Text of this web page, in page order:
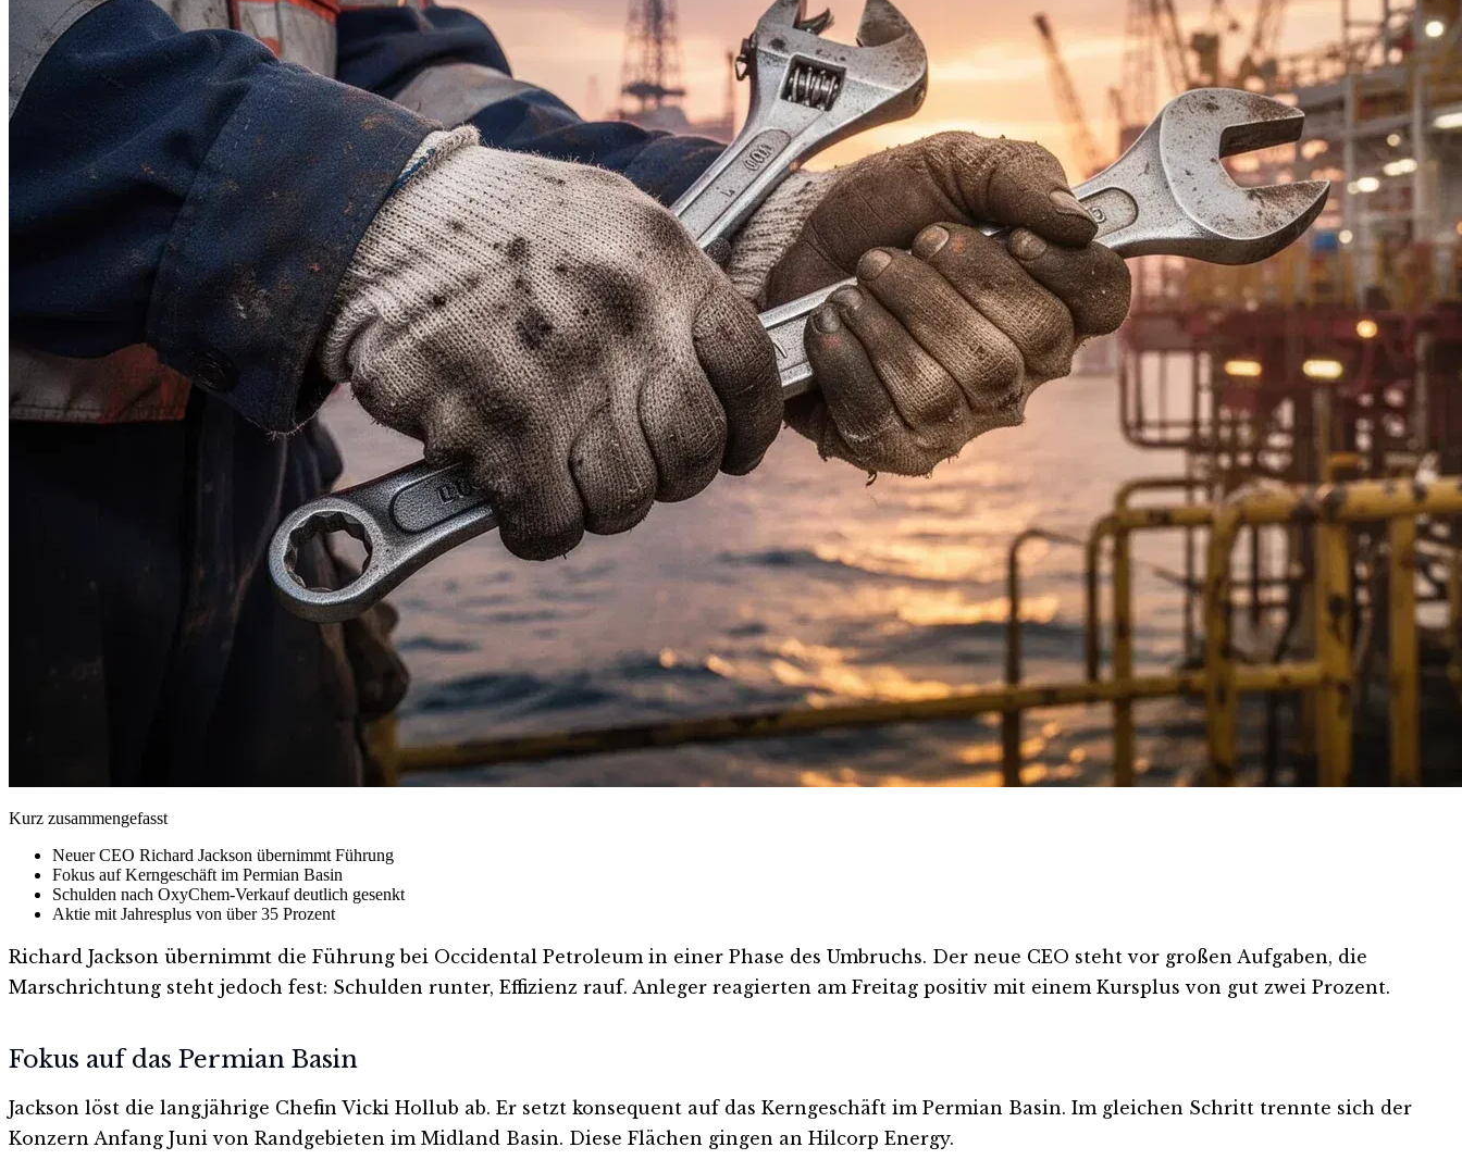
Kurz zusammengefasst
Neuer CEO Richard Jackson übernimmt Führung
Fokus auf Kerngeschäft im Permian Basin
Schulden nach OxyChem-Verkauf deutlich gesenkt
Aktie mit Jahresplus von über 35 Prozent
Richard Jackson übernimmt die Führung bei Occidental Petroleum in einer Phase des Umbruchs. Der neue CEO steht vor großen Aufgaben, die
Marschrichtung steht jedoch fest: Schulden runter, Effizienz rauf. Anleger reagierten am Freitag positiv mit einem Kursplus von gut zwei Prozent.
Fokus auf das Permian Basin
Jackson löst die langjährige Chefin Vicki Hollub ab. Er setzt konsequent auf das Kerngeschäft im Permian Basin. Im gleichen Schritt trennte sich der
Konzern Anfang Juni von Randgebieten im Midland Basin. Diese Flächen gingen an Hilcorp Energy.